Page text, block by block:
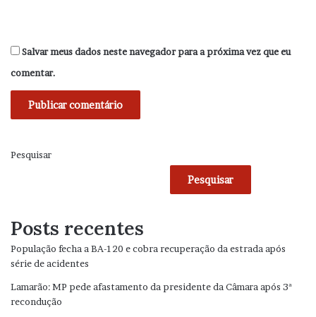
Salvar meus dados neste navegador para a próxima vez que eu
comentar.
Pesquisar
Pesquisar
Posts recentes
População fecha a BA-120 e cobra recuperação da estrada após
série de acidentes
Lamarão: MP pede afastamento da presidente da Câmara após 3ª
recondução